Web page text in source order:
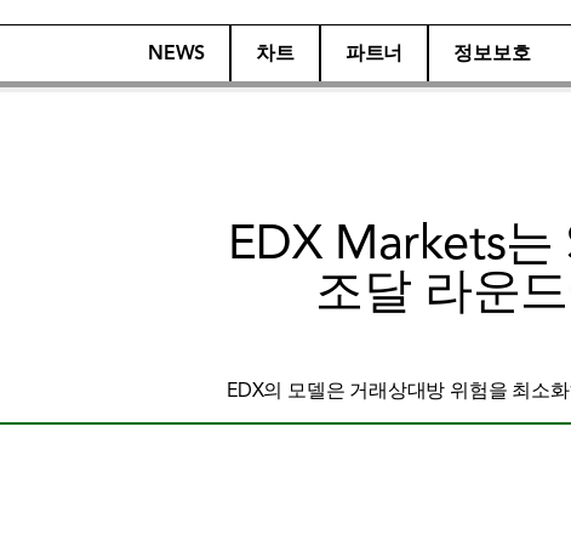
NEWS 차트 파트너 정보보호
EDX Markets
조달 라운
EDX의 모델은 거래상대방 위험을 최소